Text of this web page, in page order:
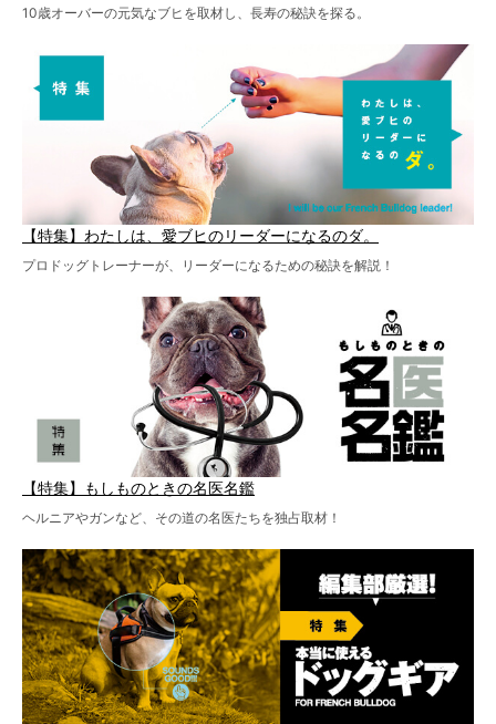
10歳オーバーの元気なブヒを取材し、長寿の秘訣を探る。
【特集】わたしは、愛ブヒのリーダーになるのダ。
プロドッグトレーナーが、リーダーになるための秘訣を解説！
【特集】もしものときの名医名鑑
ヘルニアやガンなど、その道の名医たちを独占取材！